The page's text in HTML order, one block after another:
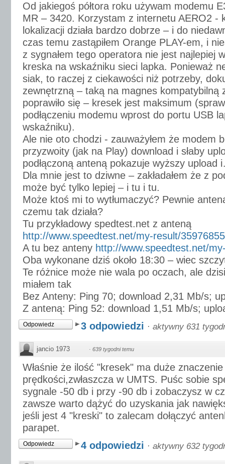
Od jakiegoś półtora roku używam modemu
MR – 3420. Korzystam z internetu AERO2 -
lokalizacji działa bardzo dobrze – i do
czas temu zastąpiłem Orange PLAY-em, i
z sygnałem tego operatora nie jest najlepiej
kreska na wskaźniku sieci lapka. Ponieważ
siak, to raczej z ciekawości niż potrzeby,
zewnętrzną – taką na magnes kompatybilną
poprawiło się – kresek jest maksimum
podłączeniu modemu wprost do portu USB
wskaźniku).
Ale nie oto chodzi - zauważyłem że modem
przyzwoity (jak na Play) download i słaby
podłączoną anteną pokazuje wyższy
Dla mnie jest to dziwne – zakładałem że z
może być tylko lepiej – i tu i tu.
Może ktoś mi to wytłumaczyć? Pewnie
czemu tak działa?
Tu przykładowy spedtest.net z anteną
http://www.speedtest.net/my-result/
A tu bez anteny http://www.speedtest.net/
Oba wykonane dziś około 18:30 – wiec
Te różnice może nie wala po oczach, ale
miałem tak
Bez Anteny: Ping 70; download 2,31 Mb/s;
Z anteną: Ping 52: download 1,51 Mb/s;
Odpowiedz 3 odpowiedzi · aktywny 631
jancio 1973 · 639 tygodni temu
Właśnie że ilość "kresek" ma duże
prędkości,zwłaszcza w UMTS. Puśc sobie
sygnale -50 db i przy -90 db i zobaczysz w
zawsze warto dążyć do uzyskania jak
jeśli jest 4 "kreski" to zalecam dołączyć
parapet.
Odpowiedz 4 odpowiedzi · aktywny 632